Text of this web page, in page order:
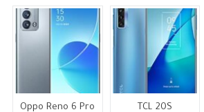
Oppo Reno 6 Pro
TCL 20S